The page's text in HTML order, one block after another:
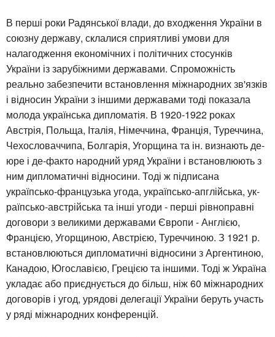
В перші роки Радянської влади, до входження України в
союзну державу, склалися сприятливі умови для
налагодження економічних і політичних стосунків
України із зарубіжними державами. Спроможність
реально забезпечити встановлення міжнародних зв'язків
і відносин України з іншими державами тоді показала
молода українська дипломатія. В 1920-1922 роках
Австрія, Польща, Італія, Німеччина, Франція, Туреччина,
Чехословаччипа, Болгарія, Угорщина та ін. визнають де-
юре і де-факто народний уряд України і встановлюють з
ним дипломатичні відносини. Тоді ж підписана
україпсько-французька угода, україпсько-апглійська, ук-
раїпсько-австрійська та інші угоди - перші рівноправні
договори з великими державами Європи - Англією,
Францією, Угорщиною, Австрією, Туреччиною. З 1921 р.
встановлюються дипломатичні відносини з Аргентиною,
Канадою, Югославією, Грецією та іншими. Тоді ж Україна
укладає або приєднується до більш, ніж 60 міжнародних
договорів і угод, урядові делегації України беруть участь
у ряді міжнародних конференцій.